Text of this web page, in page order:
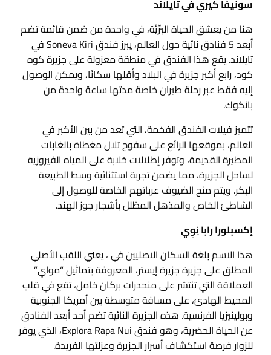
سونيفا كيري في تايلاند
هنا من يعشق الحياة البرِّيَّة، في واحدة من ضمن قائمة تضم
أبعد 5 فنادق نائية حول العالم، يبرز فندق Soneva Kiri في
تايلاند. يقع هذا الفندق في منطقة معزولة على جزيرة كوه
كود، رابع أكبر جزيرة في البلاد وأقلها سكانًا، ويمكن الوصول
إليه فقط عبر رحلة طيران خاصة مدتها ساعة واحدة من
بانكوك.
تتميز فيلات الفندق الفخمة، التي تعد من بين الأكبر في
العالم، بموقعها الرائع على سفوح تلال مغطاة بالغابات
المطيرة القديمة، وتوفر إطلالات خلابة على المياه الفيروزية
لساحل الجزيرة، مما يضمن تجربة استثنائية وسط الطبيعة
البكر. ويتم منح الضيوف عرباتهم الخاصة للوصول إلى
الشاطئ الخاص والمذهل المظلل بأشجار جوز الهند.
إكسبلورا رابا نِوِي
هذا الاسم بلغة السكان الاصليين في ، يعني اللقب الأصلي
المطلق على جزيرة جزيرة إيستر، المعروفة بتماثيل “مواي”
العملاقة التي تنتشر على منحدرات بركان خامل، تقع في قلب
المحيط الهادئ، على مسافة متوسطة بين أمريكا الجنوبية
وبولينيزيا الفرنسية. هذه الجزيرة النائية تضم أحد أبعد الفنادق
عن الحياة الحضرية، وهو فندق Explora Rapa Nui، الذي يوفر
للزوار فرصة استكشاف أسرار الجزيرة وعزلتها الفريدة.